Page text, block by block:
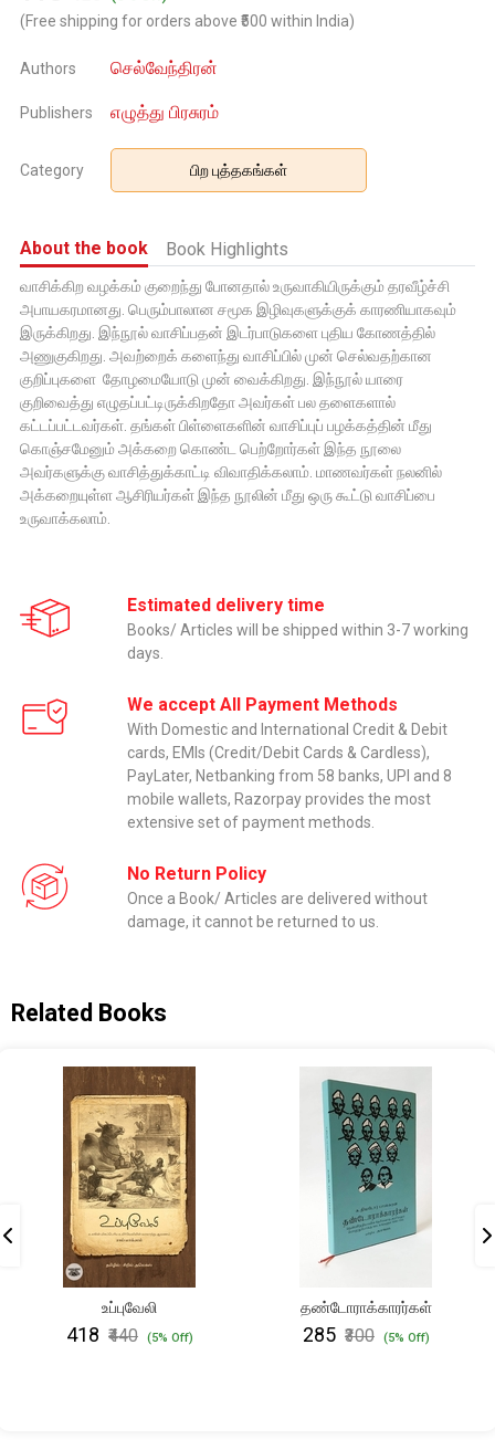
(Free shipping for orders above ₹500 within India)
Authors செல்வேந்திரன்
Publishers எழுத்து பிரசுரம்
Category பிற புத்தகங்கள்
About the book Book Highlights
வாசிக்கிற வழக்கம் குறைந்து போனதால் உருவாகியிருக்கும் தரவீழ்ச்சி
அபாயகரமானது. பெரும்பாலான சமூக இழிவுகளுக்குக் காரணியாகவும்
இருக்கிறது. இந்நூல் வாசிப்பதன் இடர்பாடுகளை புதிய கோணத்தில்
அணுகுகிறது. அவற்றைக் களைந்து வாசிப்பில் முன் செல்வதற்கான
குறிப்புகளை தோழமையோடு முன் வைக்கிறது. இந்நூல் யாரை
குறிவைத்து எழுதப்பட்டிருக்கிறதோ அவர்கள் பல தளைகளால்
கட்டப்பட்டவர்கள். தங்கள் பிள்ளைகளின் வாசிப்புப் பழக்கத்தின் மீது
கொஞ்சமேனும் அக்கறை கொண்ட பெற்றோர்கள் இந்த நூலை
அவர்களுக்கு வாசித்துக்காட்டி விவாதிக்கலாம். மாணவர்கள் நலனில்
அக்கறையுள்ள ஆசிரியர்கள் இந்த நூலின் மீது ஒரு கூட்டு வாசிப்பை
உருவாக்கலாம்.
Estimated delivery time
Books/ Articles will be shipped within 3-7 working
days.
We accept All Payment Methods
With Domestic and International Credit & Debit
cards, EMIs (Credit/Debit Cards & Cardless),
PayLater, Netbanking from 58 banks, UPI and 8
mobile wallets, Razorpay provides the most
extensive set of payment methods.
No Return Policy
Once a Book/ Articles are delivered without
damage, it cannot be returned to us.
Related Books
உப்புவேலி
₹418 ₹440 (5% Off)
தண்டோராக்காரர்கள்
₹285 ₹300 (5% Off)